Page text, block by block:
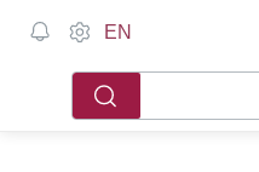
EN